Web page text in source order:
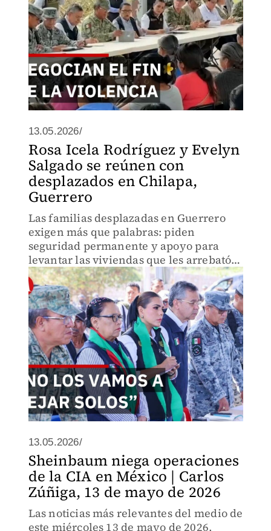
13.05.2026/
Rosa Icela Rodríguez y Evelyn
Salgado se reúnen con
desplazados en Chilapa,
Guerrero
Las familias desplazadas en Guerrero
exigen más que palabras: piden
seguridad permanente y apoyo para
levantar las viviendas que les arrebató
la violencia.
13.05.2026/
Sheinbaum niega operaciones
de la CIA en México | Carlos
Zúñiga, 13 de mayo de 2026
Las noticias más relevantes del medio de
este miércoles 13 de mayo de 2026,